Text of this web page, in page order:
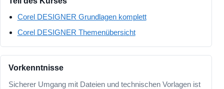
Corel DESIGNER Grundlagen komplett
Corel DESIGNER Themenübersicht
Vorkenntnisse
Sicherer Umgang mit Dateien und technischen Vorlagen ist